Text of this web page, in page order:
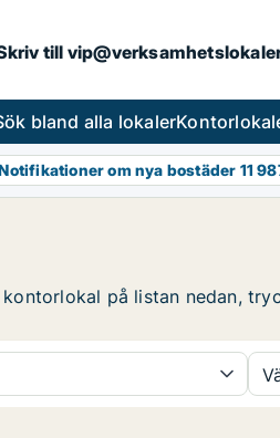
till
bland alla lokaler
om nya bostäder 11
på listan nedan,